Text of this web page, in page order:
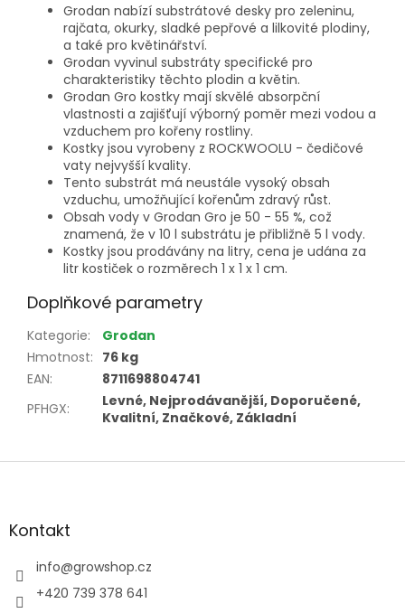
Grodan nabízí substrátové desky pro zeleninu,
rajčata, okurky, sladké pepřové a lilkovité plodiny,
a také pro květinářství.
Grodan vyvinul substráty specifické pro
charakteristiky těchto plodin a květin.
Grodan Gro kostky mají skvělé absorpční
vlastnosti a zajišťují výborný poměr mezi vodou a
vzduchem pro kořeny rostliny.
Kostky jsou vyrobeny z ROCKWOOLU - čedičové
vaty nejvyšší kvality.
Tento substrát má neustále vysoký obsah
vzduchu, umožňující kořenům zdravý růst.
Obsah vody v Grodan Gro je 50 - 55 %, což
znamená, že v 10 l substrátu je přibližně 5 l vody.
Kostky jsou prodávány na litry, cena je udána za
litr kostiček o rozměrech 1 x 1 x 1 cm.
Doplňkové parametry
Kategorie:
Grodan
Hmotnost: 76 kg
EAN:
8711698804741
PFHGX:
Levné, Nejprodávanější, Doporučené,
Kvalitní, Značkové, Základní
Z
aKontakt
info@growshop.cz
+420 739 378 641